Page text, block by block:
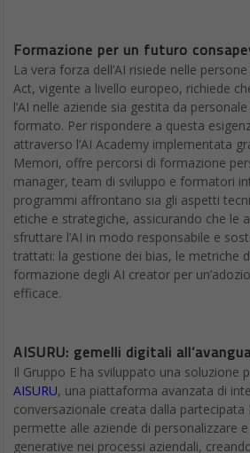
Formazione per un futuro
La vera forza dell’AI risiede nelle
Act, vigente a livello europeo, richiede
l’AI nelle aziende sia gestita da
formato. Per rispondere a questa
attraverso l’AI Academy implementata
Memori, offre percorsi di formazione
manager, team di sviluppo e formatori
programmi affrontano sia gli aspetti
etiche e strategiche, assicurando che le
sfruttare l’AI in modo responsabile e
trattati: la gestione dei bias, le metriche
formazione degli AI creator per
efficace.
AISURU: gemelli digitali
Il Gruppo E ha sviluppato una soluzione
AISURU, una piattaforma avanzata di
conversazionale creata dalla partecipata
permette alle aziende di personalizzare
generative nei processi aziendali,